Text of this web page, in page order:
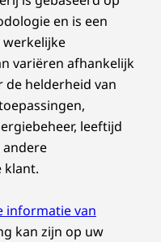
gerecycled
en is een
werkelijke
variëren afhankelijk
de helderheid van
leeftijd
klant.
informatie van
kan zijn op uw